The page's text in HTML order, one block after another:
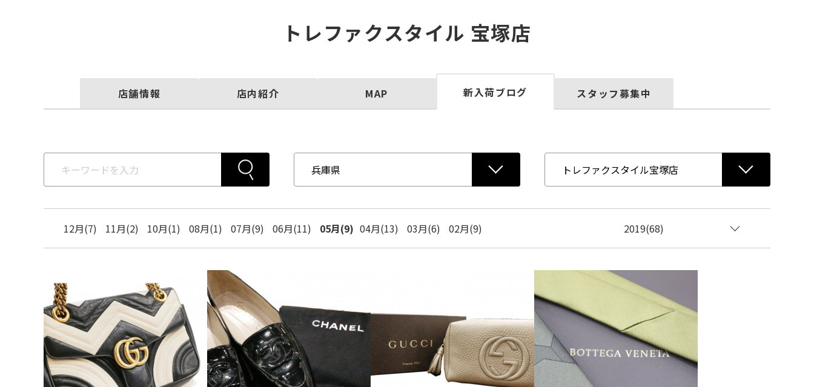
トレファクスタイル 宝塚店
店舗情報 店内紹介 MAP 新入荷ブログ スタッフ募集中
12月(7) 11月(2) 10月(1) 08月(1) 07月(9) 06月(11) 05月(9) 04月(13) 03月(6) 02月(9) 2019(68)